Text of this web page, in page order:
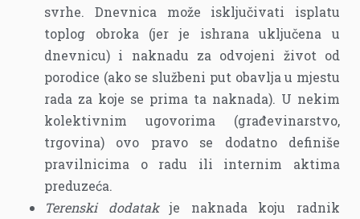
svrhe. Dnevnica može isključivati isplatu
toplog obroka (jer je ishrana uključena u
dnevnicu) i naknadu za odvojeni život od
porodice (ako se službeni put obavlja u mjestu
rada za koje se prima ta naknada). U nekim
kolektivnim ugovorima (građevinarstvo,
trgovina) ovo pravo se dodatno definiše
pravilnicima o radu ili internim aktima
preduzeća.
Terenski dodatakje naknada koju radnik